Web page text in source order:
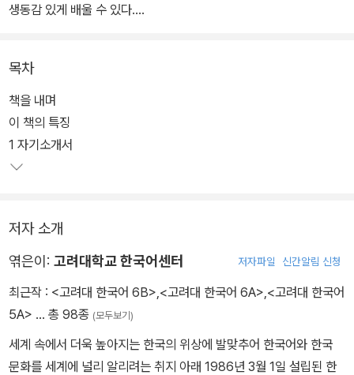
생동감 있게 배울 수 있다.
회 변화 등 친숙한 사회적, 추상적 주제를 이해하고 표현할 수 있다.
제품의 문제 설명하기, 소식 전달하기, 조사 결과 설명하기 등 사회적
의사소통 기능을 정교하게 수행할 수 있다.
목차
책을 내며
이 책의 특징
1 자기소개서
저자 소개
엮은이: 고려대학교 한국어센터 저자파일 신간알림 신청
최근작 : <고려대 한국어 6B> <고려대 한국어 6A> <고려대 한국어
5A> … 총 98종 (모두보기)
세계 속에서 더욱 높아지는 한국의 위상에 발맞추어 한국어와 한국
문화를 세계에 널리 알리려는 취지 아래 1986년 3월 1일 설립된 한